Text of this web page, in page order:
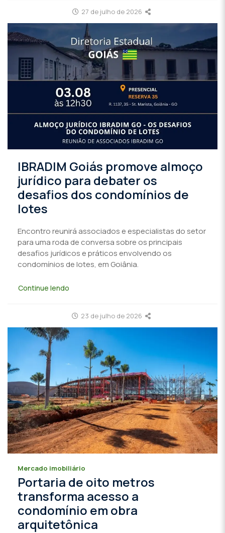
27 de julho de 2026
IBRADIM Goiás promove almoço
jurídico para debater os
desafios dos condomínios de
lotes
Encontro reunirá associados e especialistas do setor
para uma roda de conversa sobre os principais
desafios jurídicos e práticos envolvendo os
condomínios de lotes, em Goiânia.
Continue lendo
23 de julho de 2026
Mercado imobiliário
Portaria de oito metros
transforma acesso a
condomínio em obra
arquitetônica